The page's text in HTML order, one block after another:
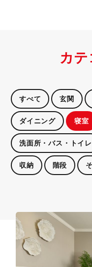
カ
すべて 玄関
ダイニング 寝室
洗面所・バス・トイレ
収納 階段